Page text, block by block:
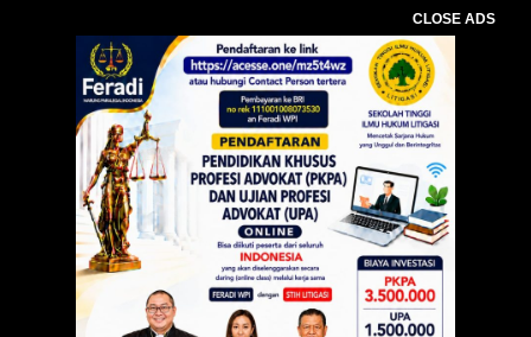
CLOSE ADS